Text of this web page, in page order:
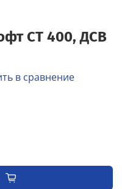
СТ 400, ДСВ
в сравнение